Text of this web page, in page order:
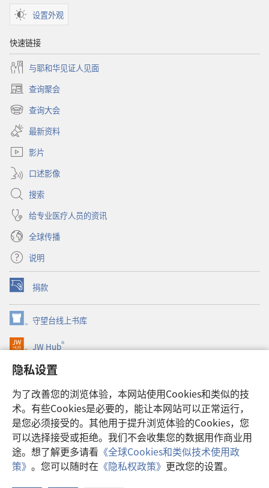
隐私设置
为了改善您的浏览体验，本网站使用Cookies和类似的技
术。有些Cookies是必要的，能让本网站可以正常运行，
是您必须接受的。其他用于提升浏览体验的Cookies，您
可以选择接受或拒绝。我们不会收集您的数据用作商业用
途。想了解更多请看 《全球Cookies和类似技术使用政
策》 。您可以随时在 《隐私权政策》 更改您的设置。
设置外观
快速链接
与耶和华见证人见面
查询聚会
（打
开
新
窗
口）
查询大会
（打
开
新
窗
最新资料
影片
口述影像
搜索
给专业医疗人员的资讯
全球传播
说明
捐款
（打
开
新
窗
口）
守望台线上书库
（打
开
新
口）
JW Hub®
（打
开
新
口）
JW Library®
Watchtower Library
Copyright© 2026 Watch Tower Bible and Tract Society of Pennsylvania.
使用条款|隐私权政策| 隐私设置